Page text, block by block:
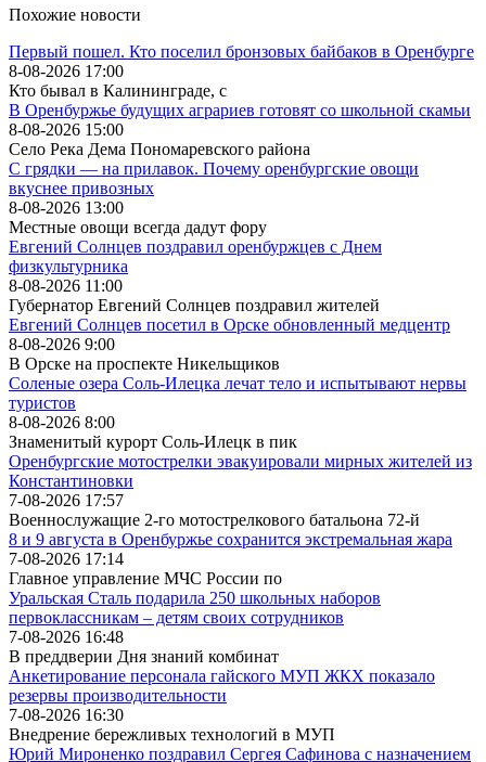
Похожие новости
Первый пошел. Кто поселил бронзовых байбаков в Оренбурге
8-08-2026 17:00
Кто бывал в Калининграде, с
В Оренбуржье будущих аграриев готовят со школьной скамьи
8-08-2026 15:00
Село Река Дема Пономаревского района
С грядки — на прилавок. Почему оренбургские овощи
вкуснее привозных
8-08-2026 13:00
Местные овощи всегда дадут фору
Евгений Солнцев поздравил оренбуржцев с Днем
физкультурника
8-08-2026 11:00
Губернатор Евгений Солнцев поздравил жителей
Евгений Солнцев посетил в Орске обновленный медцентр
8-08-2026 9:00
В Орске на проспекте Никельщиков
Соленые озера Соль-Илецка лечат тело и испытывают нервы
туристов
8-08-2026 8:00
Знаменитый курорт Соль-Илецк в пик
Оренбургские мотострелки эвакуировали мирных жителей из
Константиновки
7-08-2026 17:57
Военнослужащие 2-го мотострелкового батальона 72-й
8 и 9 августа в Оренбуржье сохранится экстремальная жара
7-08-2026 17:14
Главное управление МЧС России по
Уральская Сталь подарила 250 школьных наборов
первоклассникам – детям своих сотрудников
7-08-2026 16:48
В преддверии Дня знаний комбинат
Анкетирование персонала гайского МУП ЖКХ показало
резервы производительности
7-08-2026 16:30
Внедрение бережливых технологий в МУП
Юрий Мироненко поздравил Сергея Сафинова с назначением